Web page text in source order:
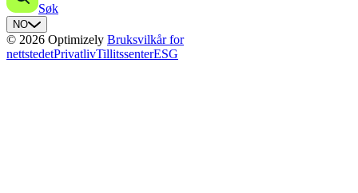
Søk
NO
© 2026 Optimizely Bruksvilkår for
nettstedetPrivatlivTillitssenterESG